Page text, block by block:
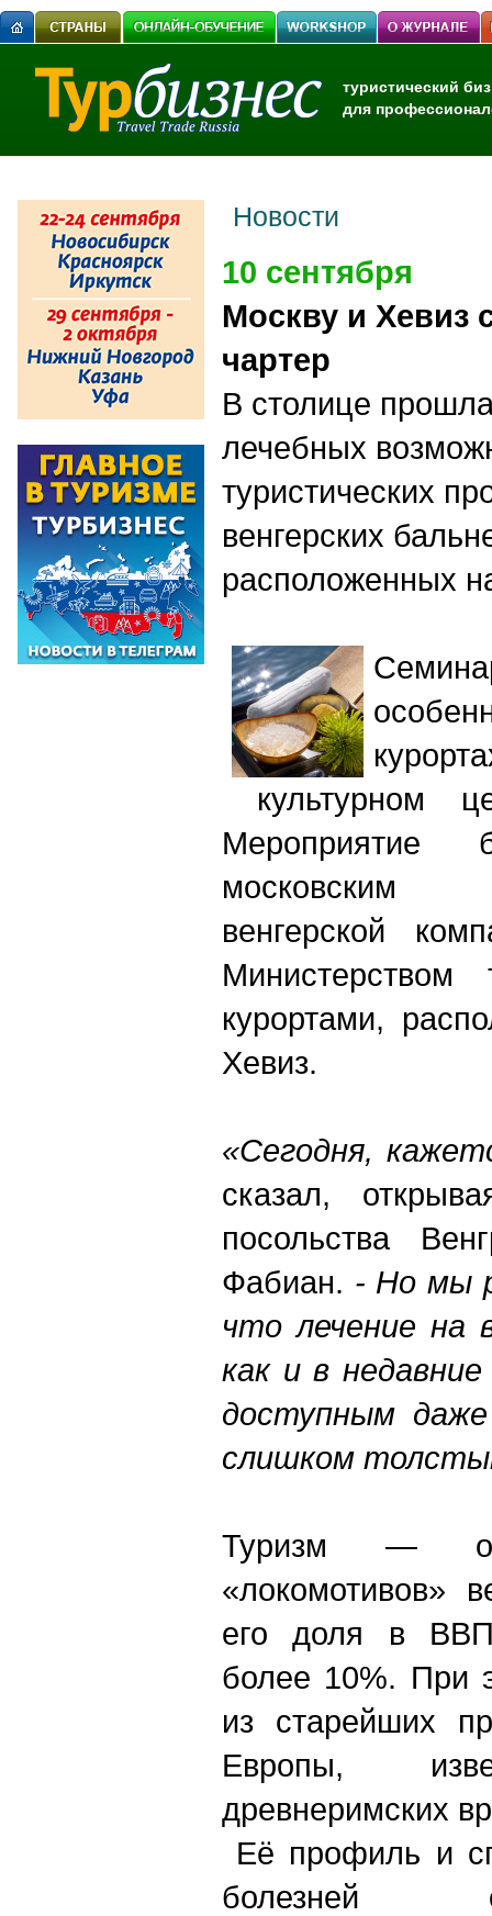
туристический
для
Новости
10 сентября
Москву и Хевиз
чартер
В столице
лечебных
туристических
венгерских
расположенных
культурном
Мероприятие
московским
венгерской
курортами,
Хевиз.
«Сегодня,
сказал,
посольства
Фабиан. - Но мы
что лечение на
как и в
доступным
слишком
Туризм —
«локомотивов»
его доля в ВВП
более 10%. При
из старейших
Европы,
древнеримских
Её профиль и
болезней